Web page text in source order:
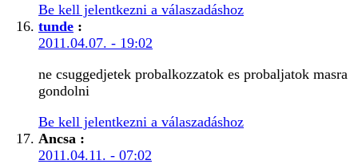
Be kell jelentkezni a válaszadáshoz
tunde :
2011.04.07. - 19:02
ne csuggedjetek probalkozzatok es probaljatok masra
gondolni
Be kell jelentkezni a válaszadáshoz
Ancsa :
2011.04.11. - 07:02